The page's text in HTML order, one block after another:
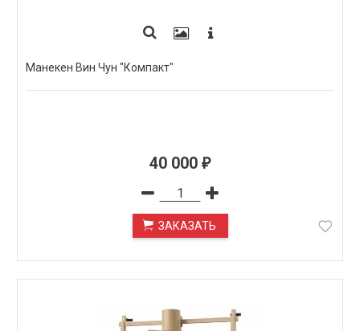
Манекен Вин Чун "Компакт"
40 000 ₽
ЗАКАЗАТЬ